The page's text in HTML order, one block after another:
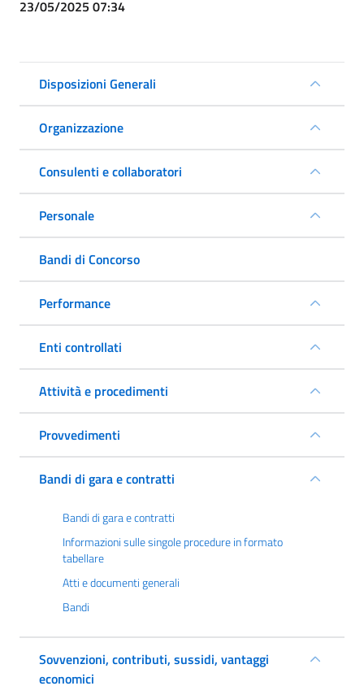
23/05/2025 07:34
Disposizioni Generali
Organizzazione
Consulenti e collaboratori
Personale
Bandi di Concorso
Performance
Enti controllati
Attività e procedimenti
Provvedimenti
Bandi di gara e contratti
Bandi di gara e contratti
Informazioni sulle singole procedure in formato
tabellare
Atti e documenti generali
Bandi
Sovvenzioni, contributi, sussidi, vantaggi
economici